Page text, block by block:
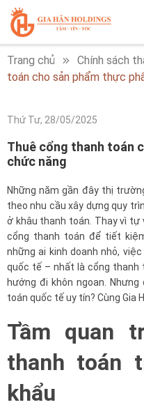
Trang chủ Chính sách
toán cho sản phẩm thực
Thứ Tư, 28/05/2025
Thuê cổng thanh toán
chức năng
Những năm gần đây thị
theo nhu cầu xây dựng quy
ở khâu thanh toán. Thay vì tự
cổng thanh toán để tiết
những ai kinh doanh nhỏ,
quốc tế – nhất là cổng thanh
hướng đi khôn ngoan.
toán quốc tế uy tín? Cùng Gia
Tầm quan
thanh toán
khẩu